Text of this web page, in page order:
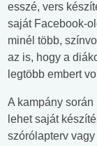
esszé, vers
saját Facebook-
minél több,
az is, hogy a
legtöbb embert
A kampány
lehet saját
szórólapterv